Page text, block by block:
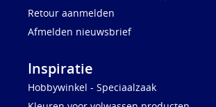
Retour aanmelden
Afmelden nieuwsbrief
Inspiratie
Hobbywinkel - Speciaalzaak